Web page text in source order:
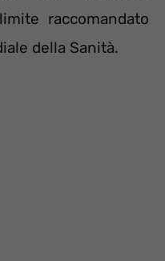
raccomandato
della Sanità.